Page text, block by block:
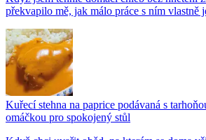
překvapilo mě, jak málo práce s ním vlastně
Kuřecí stehna na paprice podávaná s
omáčkou pro spokojený stůl